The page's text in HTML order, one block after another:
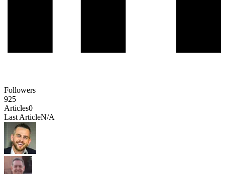
Followers
925
Articles0
Last ArticleN/A